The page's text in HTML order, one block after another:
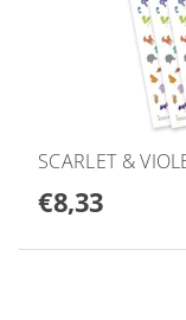
SCARLET &
€8,33